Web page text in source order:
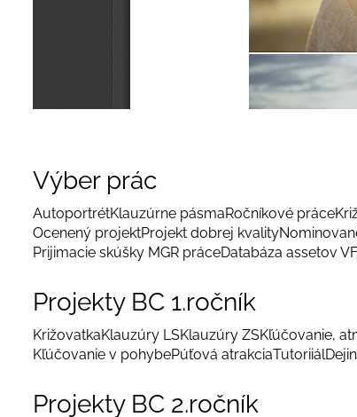
Výber prác
AutoportrétKlauzúrne pásmaRočníkové práce
Ocenený projektProjekt dobrej kvality
Prijimacie skúšky MGR práceDatabáza assetov
Projekty BC 1.ročník
KrižovatkaKlauzúry LSKlauzúry ZSKľúčovanie,
Kľúčovanie v pohybePúťová atrakciaTutoriiál
Projekty BC 2.ročník